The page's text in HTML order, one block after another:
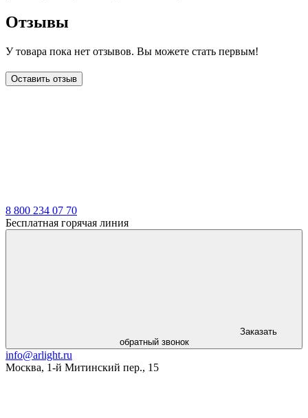
Отзывы
У товара пока нет отзывов. Вы можете стать первым!
Оставить отзыв
8 800 234 07 70
Бесплатная горячая линия
Заказать
обратный звонок
info@arlight.ru
Москва, 1-й Митинский пер., 15